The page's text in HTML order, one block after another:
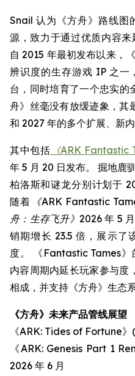
Snail 认为《方舟》路线图
源，致力于通过优质内容来
自 2015 年最初发布以来，
辨识度的生存游戏 IP 之一
台，同时培育了一个忠实的
舟》丝毫没有放缓迹象，其
和 2027 年的多个扩展、新
其中包括 《ARK Fantastic
年 5 月 20 日发布。 掘地鹿
柏洛斯和谜龙分别计划于
随着 《ARK Fantastic
舟：生存飞升》 2026 年 5
销期增长 23.5 倍，展示了
度。 《Fantastic Tames》
内容周期内延长玩家参与度
相成，并支持《方舟》生态
《方舟》未来产品管线展望
《ARK: Tides of Fortune
《ARK: Genesis Part 1
2026 年 6 月